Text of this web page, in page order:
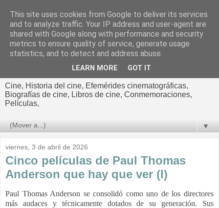
El cultural
cinematográfico de Jorge
Cine, Historia del cine, Efemérides cinematográficas,
Biografías de cine, Libros de cine, Conmemoraciones,
Películas,
▼
viernes, 3 de abril de 2026
Cinco películas de Paul Thomas
Anderson que hay que ver (I)
Paul Thomas Anderson se consolidó como uno de los directores
más audaces y técnicamente dotados de su generación. Sus
This site uses cookies from Google to deliver its services
and to analyze traffic. Your IP address and user-agent are
shared with Google along with performance and security
metrics to ensure quality of service, generate usage
statistics, and to detect and address abuse.
LEARN MORE GOT IT